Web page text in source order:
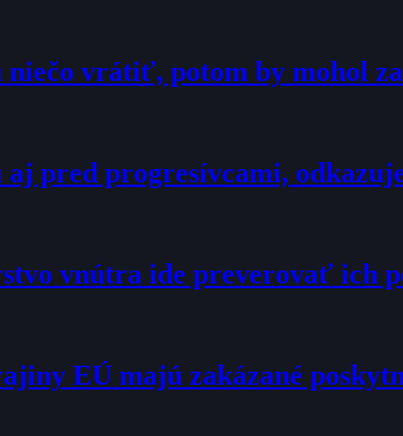
vrátiť, potom by mohol
pred progresívcami,
vnútra ide preverovať ich
EÚ majú zakázané